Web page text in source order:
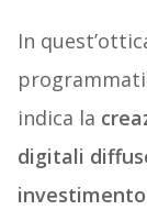
In
indica la
digitali